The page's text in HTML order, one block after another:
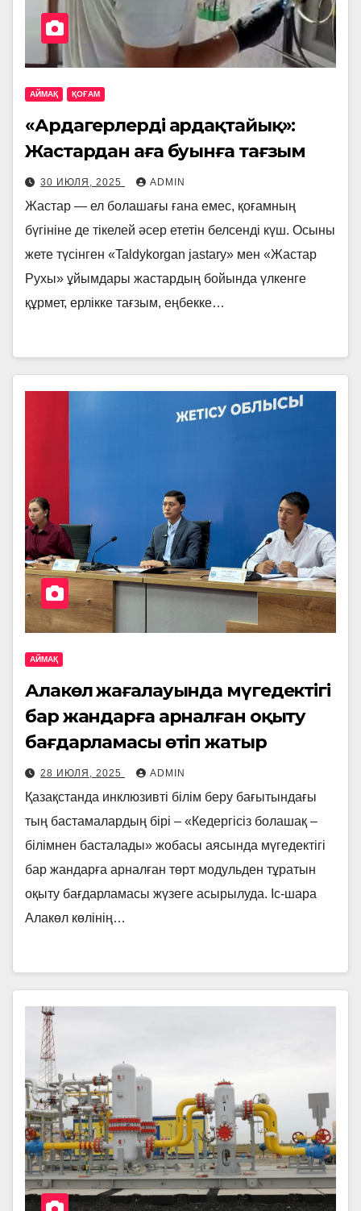
АЙМАҚ ҚОҒАМ
«Ардагерлерді ардақтайық»:
Жастардан аға буынға тағзым
30 ИЮЛЯ, 2025 ADMIN
Жастар — ел болашағы ғана емес, қоғамның
бүгініне де тікелей әсер ететін белсенді күш. Осыны
жете түсінген «Taldykorgan jastary» мен «Жастар
Рухы» ұйымдары жастардың бойында үлкенге
құрмет, ерлікке тағзым, еңбекке…
АЙМАҚ
Алакөл жағалауында мүгедектігі
бар жандарға арналған оқыту
бағдарламасы өтіп жатыр
28 ИЮЛЯ, 2025 ADMIN
Қазақстанда инклюзивті білім беру бағытындағы
тың бастамалардың бірі – «Кедергісіз болашақ –
білімнен басталады» жобасы аясында мүгедектігі
бар жандарға арналған төрт модульден тұратын
оқыту бағдарламасы жүзеге асырылуда. Іс-шара
Алакөл көлінің…